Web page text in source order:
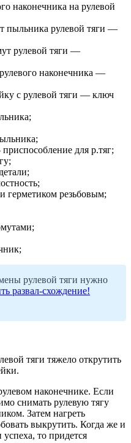
наконечника на рулевой
пыльника рулевой тяги —
рулевой тяги —
наконечника —
с рулевой тяги — ключ
для р.тяг;
герметиком резьбовым;
рулевой тяги нужно
развал-схождение!
тяги тяжело открутить
наконечнике. Если
снимать рулевую тягу
Затем нагреть
выкрутить. Когда же и
то придется